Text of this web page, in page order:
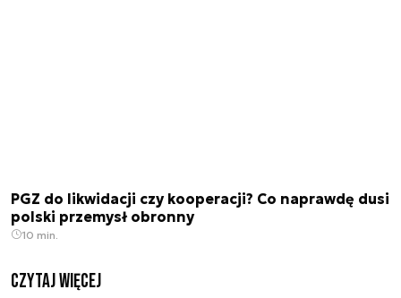
PGZ do likwidacji czy kooperacji? Co naprawdę dusi
polski przemysł obronny
10 min.
czytaj więcej